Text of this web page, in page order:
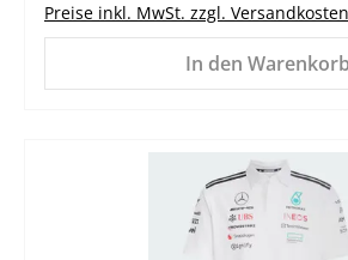
Preise inkl. MwSt. zzgl. Versandkosten
In den Warenkorb